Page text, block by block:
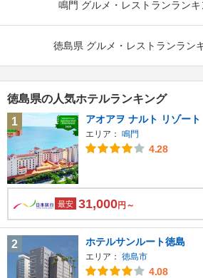
鳴門 グルメ・レストランランキ
徳島県 グルメ・レストランラン
徳島県の人気ホテルランキング
1
アオアヲ ナルト リゾート
エリア： 鳴門
4.28
最安 31,000円～
2 ホテルサンルート徳島
エリア： 徳島市
4.08